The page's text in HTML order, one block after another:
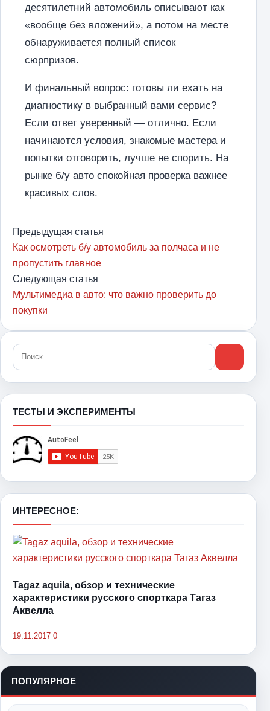
десятилетний автомобиль описывают как
«вообще без вложений», а потом на месте
обнаруживается полный список
сюрпризов.
И финальный вопрос: готовы ли ехать на
диагностику в выбранный вами сервис?
Если ответ уверенный — отлично. Если
начинаются условия, знакомые мастера и
попытки отговорить, лучше не спорить. На
рынке б/у авто спокойная проверка важнее
красивых слов.
Предыдущая статья
Как осмотреть б/у автомобиль за полчаса и не
пропустить главное
Следующая статья
Мультимедиа в авто: что важно проверить до
покупки
ТЕСТЫ И ЭКСПЕРИМЕНТЫ
ИНТЕРЕСНОЕ:
Tagaz aquila, обзор и технические
характеристики русского спорткара Тагаз
Аквелла
19.11.2017 0
ПОПУЛЯРНОЕ